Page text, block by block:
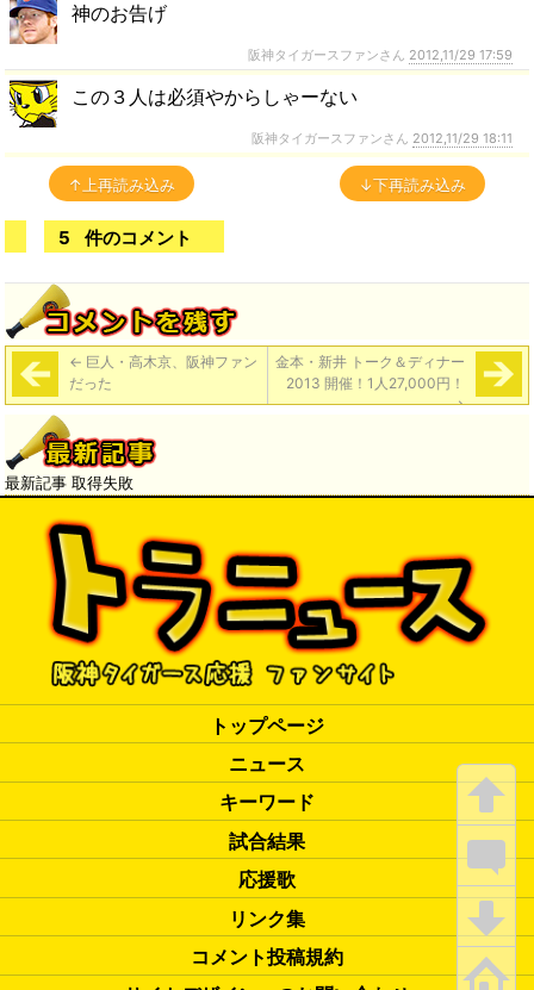
神のお告げ
阪神タイガースファンさん 2012,11/29 17:59
この３人は必須やからしゃーない
阪神タイガースファンさん 2012,11/29 18:11
↑上再読み込み ↓下再読み込み
5 件のコメント
← 巨人・高木京、阪神ファン
だった
金本・新井 トーク＆ディナー
2013 開催！1人27,000円！
→
最新記事 取得失敗
トップページ
ニュース
キーワード
試合結果
応援歌
リンク集
コメント投稿規約